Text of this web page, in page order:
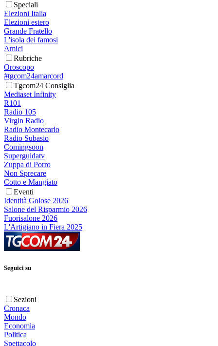
Speciali
Elezioni Italia
Elezioni estero
Grande Fratello
L'isola dei famosi
Amici
Rubriche
Oroscopo
#tgcom24amarcord
Tgcom24 Consiglia
Mediaset Infinity
R101
Radio 105
Virgin Radio
Radio Montecarlo
Radio Subasio
Comingsoon
Superguidatv
Zuppa di Porro
Non Sprecare
Cotto e Mangiato
Eventi
Identità Golose 2026
Salone del Risparmio 2026
Fuorisalone 2026
L'Artigiano in Fiera 2025
Seguici su
Sezioni
Cronaca
Mondo
Economia
Politica
Spettacolo